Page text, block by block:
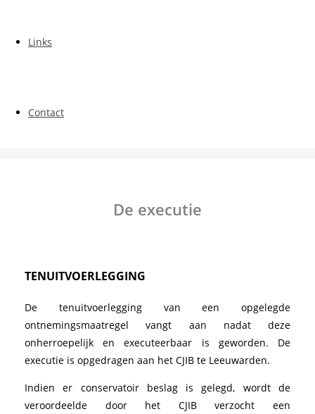
Links
Contact
De executie
TENUITVOERLEGGING
De tenuitvoerlegging van een opgelegde
ontnemingsmaatregel vangt aan nadat deze
onherroepelijk en executeerbaar is geworden. De
executie is opgedragen aan het CJIB te Leeuwarden.
Indien er conservatoir beslag is gelegd, wordt de
veroordeelde door het CJIB verzocht een